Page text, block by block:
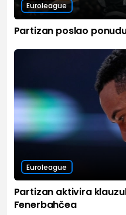
Euroleague
Partizan poslao
Euroleague
Partizan aktivira
Fenerbahčea